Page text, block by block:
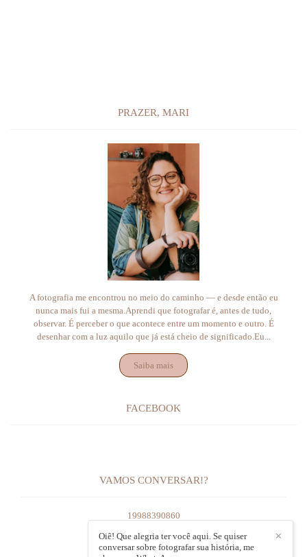
PRAZER, MARI
A fotografia me encontrou no meio do caminho — e desde então eu
nunca mais fui a mesma.Aprendi que fotografar é, antes de tudo,
observar. É perceber o que acontece entre um momento e outro. É
desenhar com a luz aquilo que já está cheio de significado.Eu...
Saiba mais
FACEBOOK
VAMOS CONVERSAR!?
19988390860
Enviar mensagem
mariana@marimonteiro.com
✕
Oiê! Que alegria ter você aqui. Se quiser
conversar sobre fotografar sua história, me